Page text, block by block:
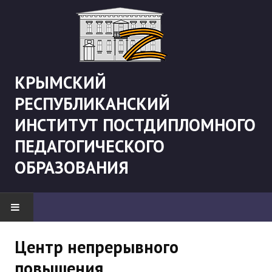
КРЫМСКИЙ
РЕСПУБЛИКАНСКИЙ
ИНСТИТУТ ПОСТДИПЛОМНОГО
ПЕДАГОГИЧЕСКОГО
ОБРАЗОВАНИЯ
"Боевая" русистика
Центр непрерывного